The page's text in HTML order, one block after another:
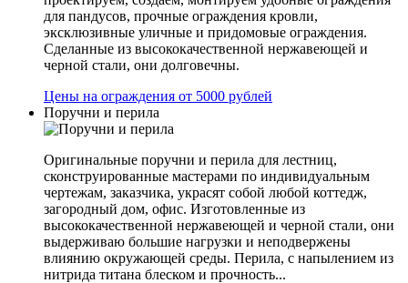
для пандусов, прочные ограждения кровли,
эксклюзивные уличные и придомовые ограждения.
Сделанные из высококачественной нержавеющей и
черной стали, они долговечны.
Цены на ограждения от 5000 рублей
Поручни и перила
Оригинальные поручни и перила для лестниц,
сконструированные мастерами по индивидуальным
чертежам, заказчика, украсят собой любой коттедж,
загородный дом, офис. Изготовленные из
высококачественной нержавеющей и черной стали, они
выдерживаю большие нагрузки и неподвержены
влиянию окружающей среды. Перила, с напылением из
нитрида титана блеском и прочность...